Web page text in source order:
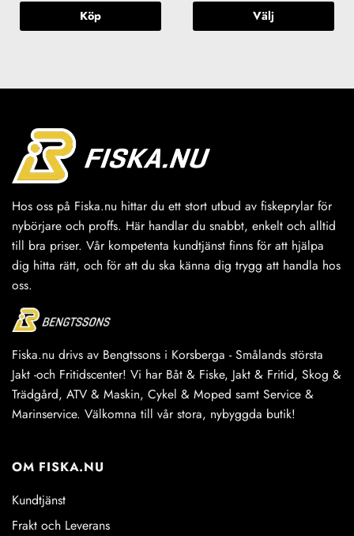
Köp
Välj
har
väljas
på
produktsidan
Hos oss på Fiska.nu hittar du ett stort utbud av fiskeprylar för
nybörjare och proffs. Här handlar du snabbt, enkelt och alltid
till bra priser. Vår kompetenta kundtjänst finns för att hjälpa
dig hitta rätt, och för att du ska känna dig trygg att handla hos
oss.
Fiska.nu drivs av Bengtssons i Korsberga - Smålands största
Jakt -och Fritidscenter! Vi har Båt & Fiske, Jakt & Fritid, Skog &
Trädgård, ATV & Maskin, Cykel & Moped samt Service &
Marinservice. Välkomna till vår stora, nybyggda butik!
OM FISKA.NU
Kundtjänst
Frakt och Leverans